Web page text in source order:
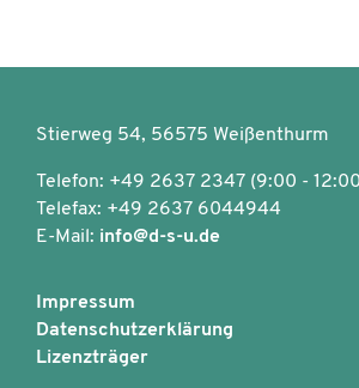
Stierweg 54, 56575 Weißenthurm
Telefon: +49 2637 2347 (9:00 -
Telefax: +49 2637 6044944
E-Mail: info@d-s-u.de
Impressum
Datenschutzerklärung
Lizenzträger